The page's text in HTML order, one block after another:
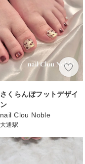
さくらんぼフットデザイ
ン
nail Clou Noble
大通駅